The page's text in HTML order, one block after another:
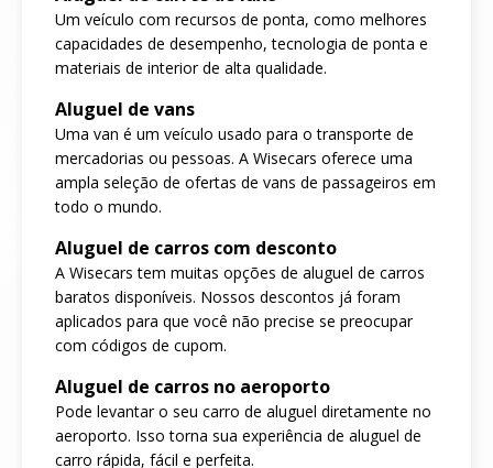
Um veículo com recursos de ponta, como melhores
capacidades de desempenho, tecnologia de ponta e
materiais de interior de alta qualidade.
Aluguel de vans
Uma van é um veículo usado para o transporte de
mercadorias ou pessoas. A Wisecars oferece uma
ampla seleção de ofertas de vans de passageiros em
todo o mundo.
Aluguel de carros com desconto
A Wisecars tem muitas opções de aluguel de carros
baratos disponíveis. Nossos descontos já foram
aplicados para que você não precise se preocupar
com códigos de cupom.
Aluguel de carros no aeroporto
Pode levantar o seu carro de aluguel diretamente no
aeroporto. Isso torna sua experiência de aluguel de
carro rápida, fácil e perfeita.